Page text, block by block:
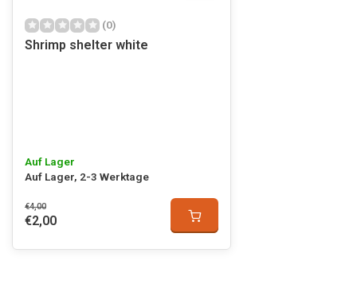
(0)
Shrimp shelter white
Auf Lager
Auf Lager, 2-3 Werktage
€4,00
€2,00